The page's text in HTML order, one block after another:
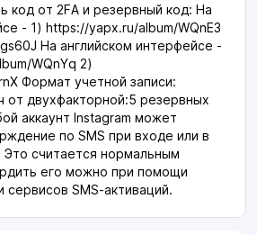
код от 2FA и резервный код: На
- 1) https://yapx.ru/album/WQnE3
На английском интерфейсе -
WQnYq 2)
Формат учетной записи:
от двухфакторной:5 резервных
аккаунт Instagram может
по SMS при входе или в
считается нормальным
его можно при помощи
сервисов SMS-активаций.